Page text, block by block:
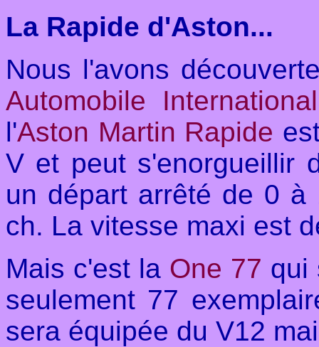
La Rapide d'Aston...
Nous l'avons
Automobile International
l'Aston Martin Rapide
V et peut s'enorgueillir
un départ arrêté de 0
ch. La vitesse maxi est
Mais c'est la One 77 qui
seulement 77
sera équipée du V12